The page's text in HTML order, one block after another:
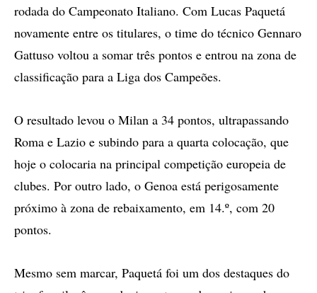
rodada do Campeonato Italiano. Com Lucas Paquetá
novamente entre os titulares, o time do técnico Gennaro
Gattuso voltou a somar três pontos e entrou na zona de
classificação para a Liga dos Campeões.
O resultado levou o Milan a 34 pontos, ultrapassando
Roma e Lazio e subindo para a quarta colocação, que
hoje o colocaria na principal competição europeia de
clubes. Por outro lado, o Genoa está perigosamente
próximo à zona de rebaixamento, em 14.º, com 20
pontos.
Mesmo sem marcar, Paquetá foi um dos destaques do